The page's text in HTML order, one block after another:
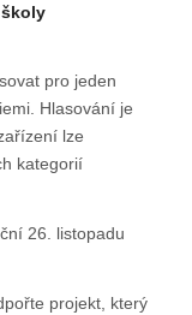
pro jeden
Hlasování je
lze
kategorií
26. listopadu
projekt, který